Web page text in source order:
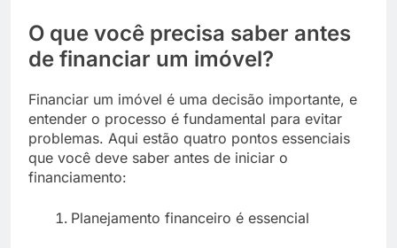
O que você precisa saber antes
de financiar um imóvel?
Financiar um imóvel é uma decisão importante, e
entender o processo é fundamental para evitar
problemas. Aqui estão quatro pontos essenciais
que você deve saber antes de iniciar o
financiamento:
Planejamento financeiro é essencial